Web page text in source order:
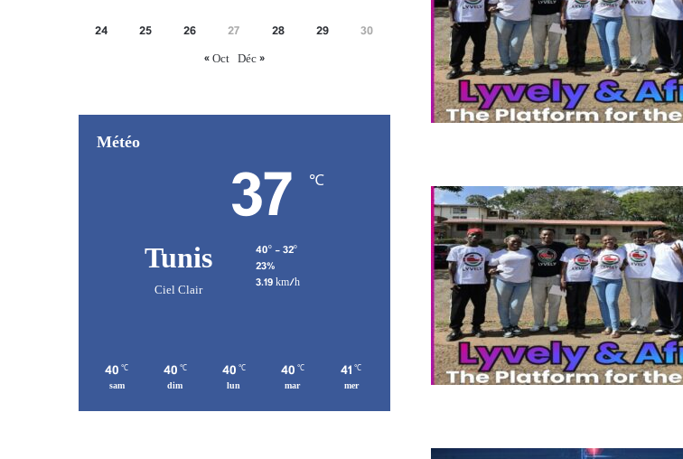
24
25 26 27 28 29
30
« Oct Déc »
Météo
Tunis
Ciel Clair
37 ℃
40º - 32º
23%
3.19 km/h
40 ℃
sam
40 ℃
dim
40 ℃
lun
40 ℃
mar
41 ℃
mer